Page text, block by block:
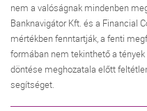
nem a valóságnak mindenben
Banknavigátor Kft. és a Financial
mértékben fenntartják, a fenti
formában nem tekinthető a
döntése meghozatala előtt
segítséget.